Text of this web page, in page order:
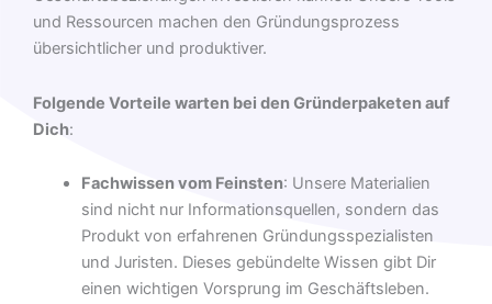
und Ressourcen machen den Gründungsprozess
übersichtlicher und produktiver.
Folgende Vorteile warten bei den Gründerpaketen auf
Dich:
Fachwissen vom Feinsten: Unsere Materialien
sind nicht nur Informationsquellen, sondern das
Produkt von erfahrenen Gründungsspezialisten
und Juristen. Dieses gebündelte Wissen gibt Dir
einen wichtigen Vorsprung im Geschäftsleben.